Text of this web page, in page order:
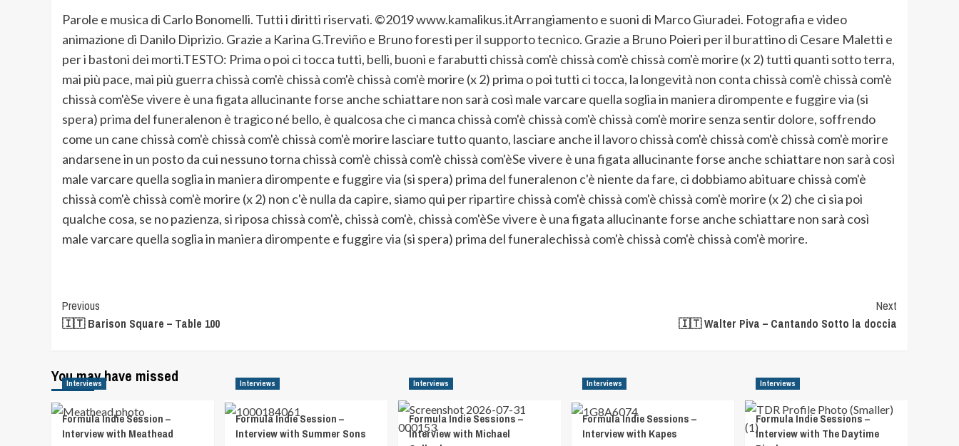
Parole e musica di Carlo Bonomelli. Tutti i diritti riservati. ©2019 www.kamalikus.itArrangiamento e suoni di Marco Giuradei. Fotografia e video
animazione di Danilo Diprizio. Grazie a Karina G.Treviño e Bruno foresti per il supporto tecnico. Grazie a Bruno Poieri per il burattino di Cesare Maletti e
per i bastoni dei morti.TESTO: Prima o poi ci tocca tutti, belli, buoni e farabutti chissà com'è chissà com'è chissà com'è morire (x 2) tutti quanti sotto terra,
mai più pace, mai più guerra chissà com'è chissà com'è chissà com'è morire (x 2) prima o poi tutti ci tocca, la longevità non conta chissà com'è chissà com'è
chissà com'èSe vivere è una figata allucinante forse anche schiattare non sarà così male varcare quella soglia in maniera dirompente e fuggire via (si
spera) prima del funeralenon è tragico né bello, è qualcosa che ci manca chissà com'è chissà com'è chissà com'è morire senza sentir dolore, soffrendo
come un cane chissà com'è chissà com'è chissà com'è morire lasciare tutto quanto, lasciare anche il lavoro chissà com'è chissà com'è chissà com'è morire
andarsene in un posto da cui nessuno torna chissà com'è chissà com'è chissà com'èSe vivere è una figata allucinante forse anche schiattare non sarà così
male varcare quella soglia in maniera dirompente e fuggire via (si spera) prima del funeralenon c'è niente da fare, ci dobbiamo abituare chissà com'è
chissà com'è chissà com'è morire (x 2) non c'è nulla da capire, siamo qui per ripartire chissà com'è chissà com'è chissà com'è morire (x 2) che ci sia poi
qualche cosa, se no pazienza, si riposa chissà com'è, chissà com'è, chissà com'èSe vivere è una figata allucinante forse anche schiattare non sarà così
male varcare quella soglia in maniera dirompente e fuggire via (si spera) prima del funeralechissà com'è chissà com'è chissà com'è morire.
Post
Navigation
Previous
🇮🇹 Barison Square – Table 100
Next
🇮🇹 Walter Piva – Cantando Sotto la doccia
You may have missed
Interviews
Formula Indie Session –
Interview with Meathead
Interviews
Formula Indie Session –
Interview with Summer Sons
Interviews
Formula Indie Sessions –
Interview with Michael
Interviews
Formula Indie Sessions –
Interview with Kapes
Interviews
Formula Indie Sessions –
Interview with The Daytime